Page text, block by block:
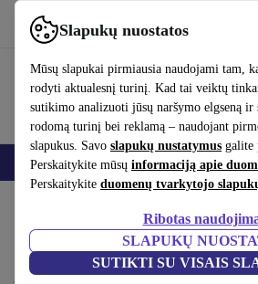
Slapukų nuostatos
Mūsų slapukai pirmiausia naudojami tam,
rodyti aktualesnį turinį. Kad tai veiktų
sutikimo analizuoti jūsų naršymo elgseną ir
rodomą turinį bei reklamą – naudojant
slapukus. Savo slapukų nustatymus galite
Perskaitykite mūsų informaciją apie
Perskaitykite duomenų tvarkytojo
Ribotas
SLAPUKŲ
SUTIKTI SU VISAIS
Naudok refurbed greitai ir paprastai
Išmanieji telefonai Nešiojamieji kompiuteriai
Elegant kabamoji lempa
juoda